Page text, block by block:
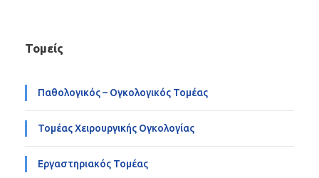
Τομείς
Παθολογικός – Ογκολογικός Τομέας
Τομέας Χειρουργικής Ογκολογίας
Εργαστηριακός Τομέας